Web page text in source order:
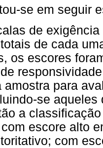
se em seguir
de
de cada
os escores
amostra para
se
a
escore alto
com